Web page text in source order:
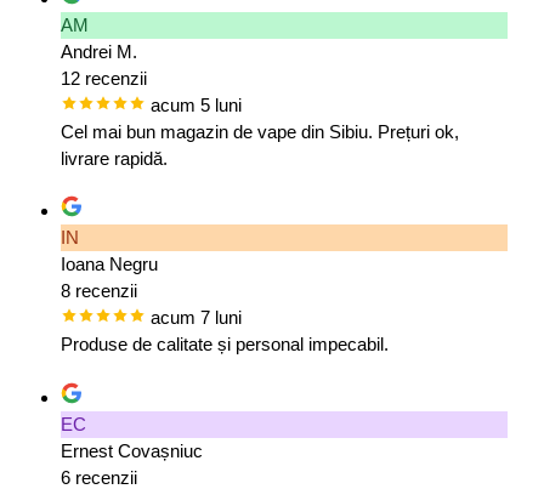
AM
Andrei M.
12 recenzii
acum 5 luni
Cel mai bun magazin de vape din Sibiu. Prețuri ok,
livrare rapidă.
IN
Ioana Negru
8 recenzii
acum 7 luni
Produse de calitate și personal impecabil.
EC
Ernest Covașniuc
6 recenzii